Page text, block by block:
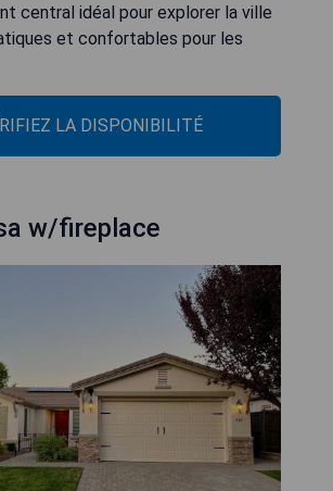
central idéal pour explorer la ville
et confortables pour les
LA DISPONIBILITÉ
w/fireplace